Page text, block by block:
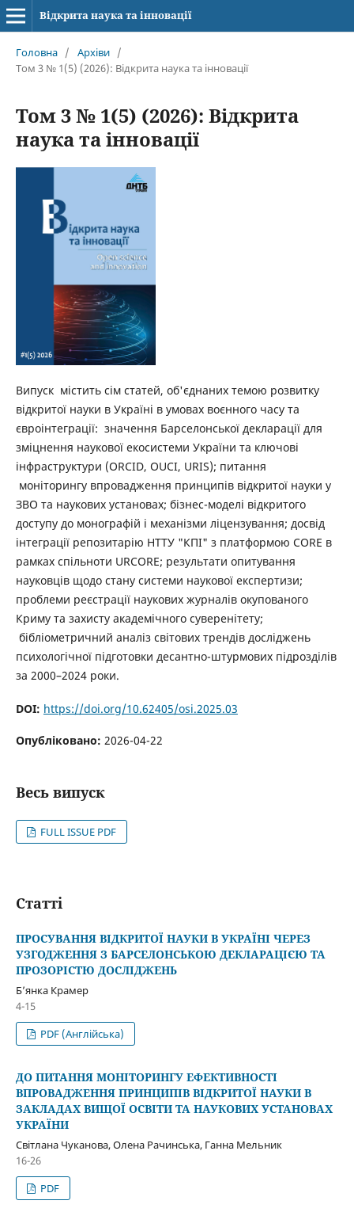
Відкрита наука та інновації
Головна / Архіви /
Том 3 № 1(5) (2026): Відкрита наука та інновації
Том 3 № 1(5) (2026): Відкрита
наука та інновації
Випуск містить сім статей, об'єднаних темою розвитку
відкритої науки в Україні в умовах воєнного часу та
євроінтеграції: значення Барселонської декларації для
зміцнення наукової екосистеми України та ключові
інфраструктури (ORCID, OUCI, URIS); питання
моніторингу впровадження принципів відкритої науки у
ЗВО та наукових установах; бізнес-моделі відкритого
доступу до монографій і механізми ліцензування; досвід
інтеграції репозитарію НТТУ "КПІ" з платформою CORE в
рамках спільноти URCORE; результати опитування
науковців щодо стану системи наукової експертизи;
проблеми реєстрації наукових журналів окупованого
Криму та захисту академічного суверенітету;
бібліометричний аналіз світових трендів досліджень
психологічної підготовки десантно-штурмових підрозділів
за 2000–2024 роки.
DOI: https://doi.org/10.62405/osi.2025.03
Опубліковано: 2026-04-22
Весь випуск
FULL ISSUE PDF
Статті
ПРОСУВАННЯ ВІДКРИТОЇ НАУКИ В УКРАЇНІ ЧЕРЕЗ
УЗГОДЖЕННЯ З БАРСЕЛОНСЬКОЮ ДЕКЛАРАЦІЄЮ ТА
ПРОЗОРІСТЮ ДОСЛІДЖЕНЬ
Б’янка Крамер
4-15
PDF (Англійська)
ДО ПИТАННЯ МОНІТОРИНГУ ЕФЕКТИВНОСТІ
ВПРОВАДЖЕННЯ ПРИНЦИПІВ ВІДКРИТОЇ НАУКИ В
ЗАКЛАДАХ ВИЩОЇ ОСВІТИ ТА НАУКОВИХ УСТАНОВАХ
УКРАЇНИ
Світлана Чуканова, Олена Рачинська, Ганна Мельник
16-26
PDF